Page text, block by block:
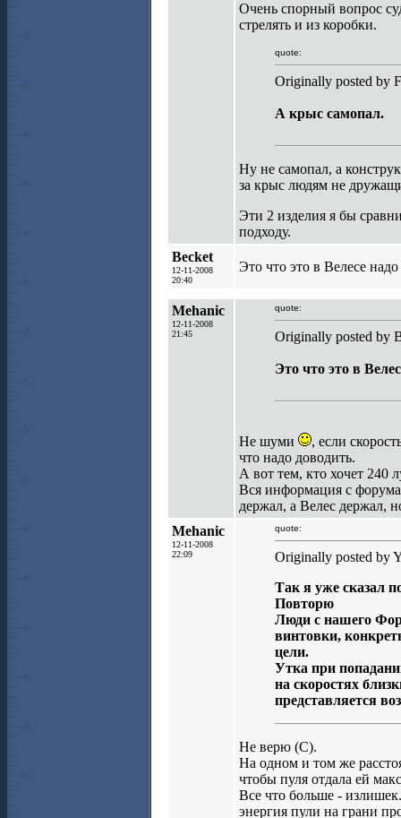
Очень спорный вопрос
стрелять и из коробки.
quote:
Originally posted by
А крыс самопал.
Ну не самопал, а
за крыс людям не
Эти 2 изделия я бы
подходу.
Becket
12-11-2008
20:40
Это что это в Велесе
Mehanic
12-11-2008
21:45
quote:
Originally posted by
Это что это в
Не шуми
, если
что надо доводить.
А вот тем, кто хочет 240
Вся информация с
держал, а Велес держал,
Mehanic
12-11-2008
22:09
quote:
Originally posted by
Так я уже сказал
Повторю
Люди с нашего
винтовки,
цели.
Утка при
на скоростях
представляется
Не верю (C).
На одном и том же
чтобы пуля отдала ей
Все что больше -
энергия пули на грани